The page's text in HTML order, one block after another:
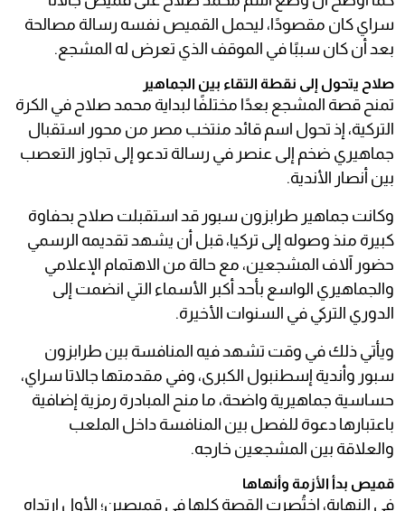
سراي كان مقصودًا، ليحمل القميص نفسه رسالة مصالحة
بعد أن كان سببًا في الموقف الذي تعرض له المشجع.
صلاح يتحول إلى نقطة التقاء بين الجماهير
تمنح قصة المشجع بعدًا مختلفًا لبداية محمد صلاح في الكرة
التركية، إذ تحول اسم قائد منتخب مصر من محور استقبال
جماهيري ضخم إلى عنصر في رسالة تدعو إلى تجاوز التعصب
بين أنصار الأندية.
وكانت جماهير طرابزون سبور قد استقبلت صلاح بحفاوة
كبيرة منذ وصوله إلى تركيا، قبل أن يشهد تقديمه الرسمي
حضور آلاف المشجعين، مع حالة من الاهتمام الإعلامي
والجماهيري الواسع بأحد أكبر الأسماء التي انضمت إلى
الدوري التركي في السنوات الأخيرة.
ويأتي ذلك في وقت تشهد فيه المنافسة بين طرابزون
سبور وأندية إسطنبول الكبرى، وفي مقدمتها جالاتا سراي،
حساسية جماهيرية واضحة، ما منح المبادرة رمزية إضافية
باعتبارها دعوة للفصل بين المنافسة داخل الملعب
والعلاقة بين المشجعين خارجه.
قميص بدأ الأزمة وأنهاها
في النهاية، اختُصرت القصة كلها في قميصين؛ الأول ارتداه